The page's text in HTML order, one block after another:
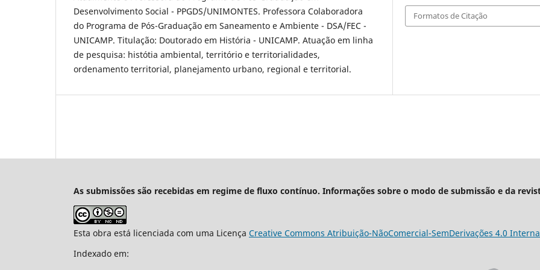
Desenvolvimento Social - PPGDS/UNIMONTES. Professora Colaboradora
do Programa de Pós-Graduação em Saneamento e Ambiente - DSA/FEC -
UNICAMP. Titulação: Doutorado em História - UNICAMP. Atuação em linha
de pesquisa: histótia ambiental, território e territorialidades,
ordenamento territorial, planejamento urbano, regional e territorial.
Formatos de Citação
As submissões são recebidas em regime de fluxo contínuo. Informações sobre o modo de submissão e da
Esta obra está licenciada com uma Licença Creative Commons Atribuição-NãoComercial-SemDerivações 4.0
Indexado em: